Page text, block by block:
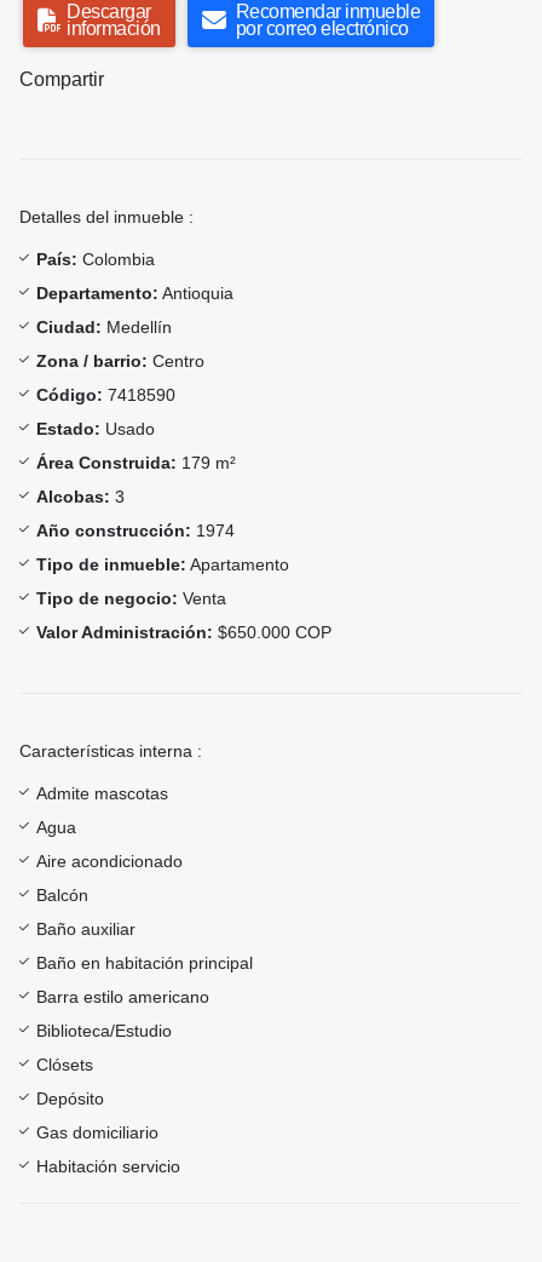
Descargar
información
Recomendar inmueble
por correo electrónico
Compartir
Detalles del inmueble :
País: Colombia
Departamento: Antioquia
Ciudad: Medellín
Zona / barrio: Centro
Código: 7418590
Estado: Usado
Área Construida: 179 m²
Alcobas: 3
Año construcción: 1974
Tipo de inmueble: Apartamento
Tipo de negocio: Venta
Valor Administración: $650.000 COP
Características interna :
Admite mascotas
Agua
Aire acondicionado
Balcón
Baño auxiliar
Baño en habitación principal
Barra estilo americano
Biblioteca/Estudio
Clósets
Depósito
Gas domiciliario
Habitación servicio